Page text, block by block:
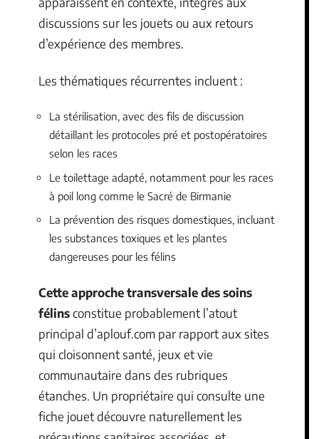
discussions sur les jouets ou aux retours
d’expérience des membres.
Les thématiques récurrentes incluent :
La stérilisation, avec des fils de discussion
détaillant les protocoles pré et postopératoires
selon les races
Le toilettage adapté, notamment pour les races
à poil long comme le Sacré de Birmanie
La prévention des risques domestiques, incluant
les substances toxiques et les plantes
dangereuses pour les félins
Cette approche transversale des soins
félinsconstitue probablement l’atout
principal d’aplouf.com par rapport aux sites
qui cloisonnent santé, jeux et vie
communautaire dans des rubriques
étanches. Un propriétaire qui consulte une
fiche jouet découvre naturellement les